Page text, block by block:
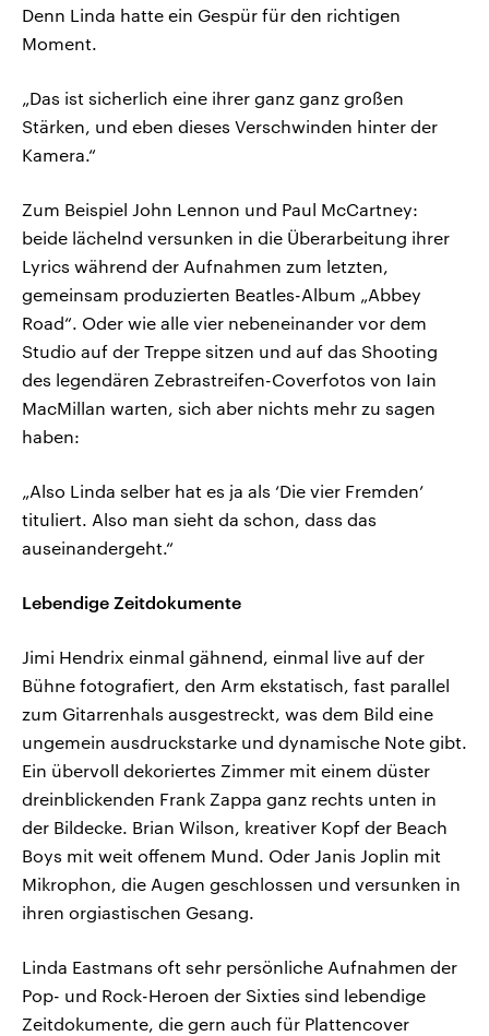
Denn Linda hatte ein Gespür für den richtigen
Moment.
„Das ist sicherlich eine ihrer ganz ganz großen
Stärken, und eben dieses Verschwinden hinter der
Kamera.“
Zum Beispiel John Lennon und Paul McCartney:
beide lächelnd versunken in die Überarbeitung ihrer
Lyrics während der Aufnahmen zum letzten,
gemeinsam produzierten Beatles-Album „Abbey
Road“. Oder wie alle vier nebeneinander vor dem
Studio auf der Treppe sitzen und auf das Shooting
des legendären Zebrastreifen-Coverfotos von Iain
MacMillan warten, sich aber nichts mehr zu sagen
haben:
„Also Linda selber hat es ja als ‘Die vier Fremden’
tituliert. Also man sieht da schon, dass das
auseinandergeht.“
Lebendige Zeitdokumente
Jimi Hendrix einmal gähnend, einmal live auf der
Bühne fotografiert, den Arm ekstatisch, fast parallel
zum Gitarrenhals ausgestreckt, was dem Bild eine
ungemein ausdruckstarke und dynamische Note gibt.
Ein übervoll dekoriertes Zimmer mit einem düster
dreinblickenden Frank Zappa ganz rechts unten in
der Bildecke. Brian Wilson, kreativer Kopf der Beach
Boys mit weit offenem Mund. Oder Janis Joplin mit
Mikrophon, die Augen geschlossen und versunken in
ihren orgiastischen Gesang.
Linda Eastmans oft sehr persönliche Aufnahmen der
Pop- und Rock-Heroen der Sixties sind lebendige
Zeitdokumente, die gern auch für Plattencover